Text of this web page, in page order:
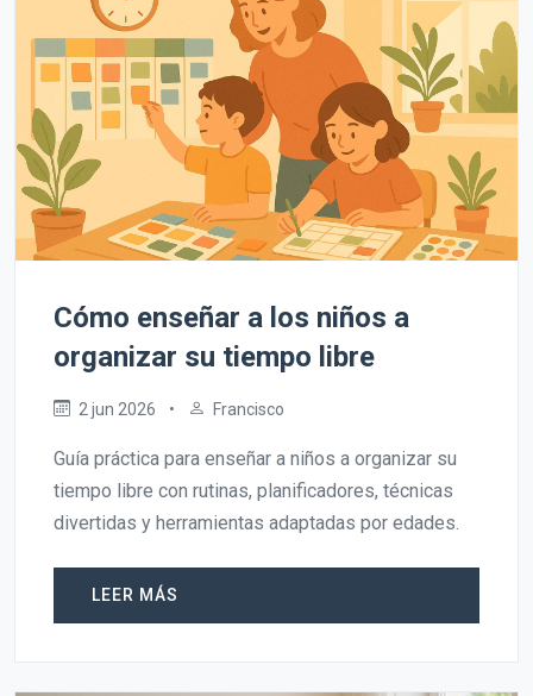
Cómo enseñar a los niños a
organizar su tiempo libre
2 jun 2026 • Francisco
Guía práctica para enseñar a niños a organizar su
tiempo libre con rutinas, planificadores, técnicas
divertidas y herramientas adaptadas por edades.
LEER MÁS